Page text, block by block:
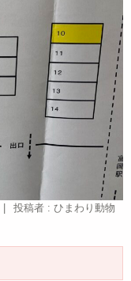
投稿者 : ひまわり動物